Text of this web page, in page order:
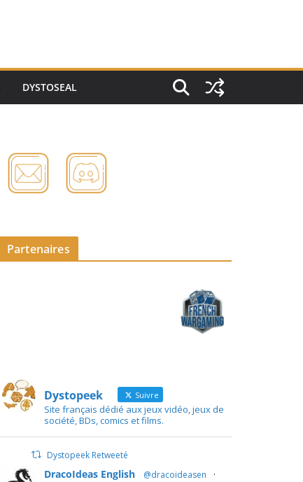
DYSTOSEAL
Partenaires
Dystopeek Suivre
Site français dédié aux jeux vidéo, jeux de
société, BDs, comics et films.
Dystopeek Retweeté
DracoIdeas English @dracoideasen
·